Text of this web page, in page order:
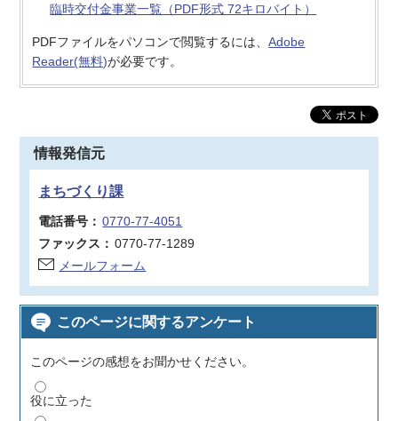
臨時交付金事業一覧（PDF形式 72キロバイト）
PDFファイルをパソコンで閲覧するには、Adobe
Reader(無料)が必要です。
情報発信元
まちづくり課
電話番号： 0770-77-4051
ファックス： 0770-77-1289
メールフォーム
このページに関するアンケート
このページの感想をお聞かせください。
役に立った